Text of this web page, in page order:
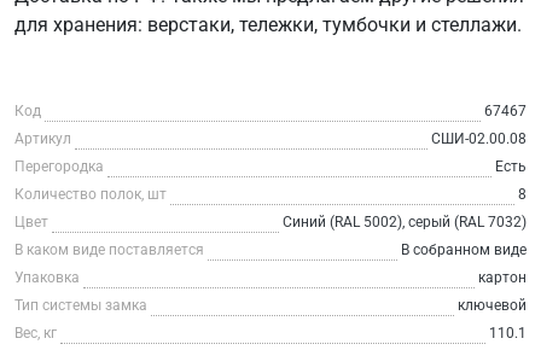
для хранения: верстаки, тележки, тумбочки и стеллажи.
Код
67467
Артикул
СШИ-02.00.08
Перегородка
Есть
Количество полок, шт
8
Цвет
Синий (RAL 5002), серый (RAL 7032)
В каком виде поставляется
В собранном виде
Упаковка
картон
Тип системы замка
ключевой
Вес, кг
110.1